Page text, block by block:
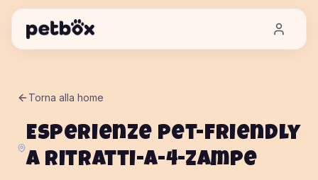
Torna alla home
Esperienze pet-friendly
a ritratti-a-4-zampe